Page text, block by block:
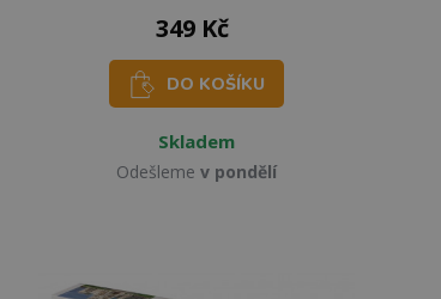
349 Kč
DO KOŠÍKU
Skladem
Odešleme v pondělí